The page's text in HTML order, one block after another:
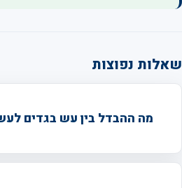
שאלות נפוצות
מה ההבדל בין עש בגדים